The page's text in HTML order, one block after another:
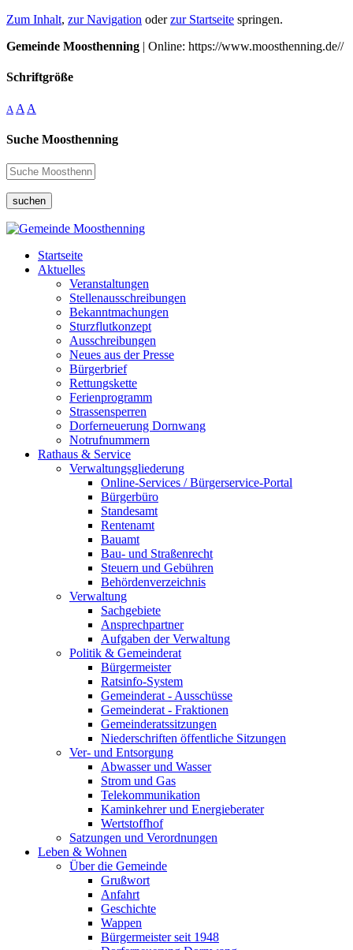
Zum Inhalt, zur Navigation oderzur Startseite springen.
Gemeinde Moosthenning | Online: https://www.moosthenning.de//
Schriftgröße
A A A
Suche Moosthenning
suchen
Startseite
Aktuelles
Veranstaltungen
Stellenausschreibungen
Bekanntmachungen
Sturzflutkonzept
Ausschreibungen
Neues aus der Presse
Bürgerbrief
Rettungskette
Ferienprogramm
Strassensperren
Dorferneuerung Dornwang
Notrufnummern
Rathaus & Service
Verwaltungsgliederung
Online-Services / Bürgerservice-Portal
Bürgerbüro
Standesamt
Rentenamt
Bauamt
Bau- und Straßenrecht
Steuern und Gebühren
Behördenverzeichnis
Verwaltung
Sachgebiete
Ansprechpartner
Aufgaben der Verwaltung
Politik & Gemeinderat
Bürgermeister
Ratsinfo-System
Gemeinderat - Ausschüsse
Gemeinderat - Fraktionen
Gemeinderatssitzungen
Niederschriften öffentliche Sitzungen
Ver- und Entsorgung
Abwasser und Wasser
Strom und Gas
Telekommunikation
Kaminkehrer und Energieberater
Wertstoffhof
Satzungen und Verordnungen
Leben & Wohnen
Über die Gemeinde
Grußwort
Anfahrt
Geschichte
Wappen
Bürgermeister seit 1948